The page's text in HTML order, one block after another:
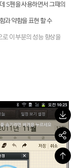
S펜을 사용하면서 그때의
과 약함을 표현 할 수
이 부분의 성능 향상을